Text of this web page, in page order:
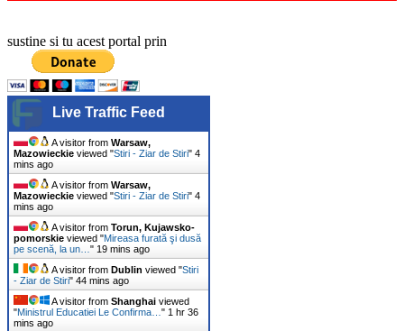
sustine si tu acest portal prin
Live Traffic Feed
A visitor from Warsaw,
Mazowieckie viewed "Stiri - Ziar de Stiri" 4
mins ago
A visitor from Warsaw,
Mazowieckie viewed "Stiri - Ziar de Stiri" 4
mins ago
A visitor from Torun, Kujawsko-
pomorskie viewed "Mireasa furată şi dusă
pe scenă, la un… " 19 mins ago
A visitor from Dublin viewed "Stiri
- Ziar de Stiri" 44 mins ago
A visitor from Shanghai viewed
"Ministrul Educatiei Le Confirma… " 1 hr 36
mins ago